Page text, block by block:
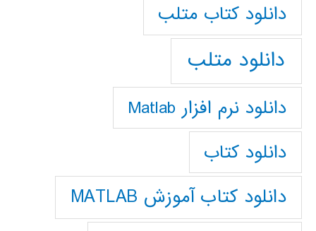
دانلود كتاب متلب
دانلود متلب
دانلود نرم افزار Matlab
دانلود کتاب
دانلود کتاب آموزش MATLAB